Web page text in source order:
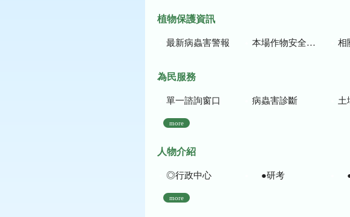
植物保護資訊
最新病蟲害警報 本場作物安全用藥資訊 相
為民服務
單一諮詢窗口 病蟲害診斷 土
more
人物介紹
◎行政中心 ●研考 ●
more